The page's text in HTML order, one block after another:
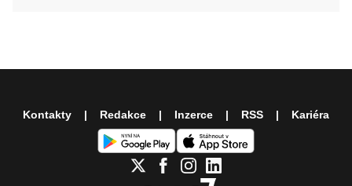
Kontakty Redakce Inzerce RSS Kariéra